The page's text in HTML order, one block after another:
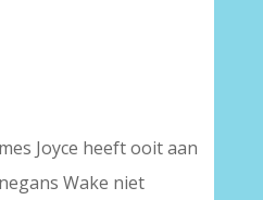
Joyce heeft ooit aan
Wake niet